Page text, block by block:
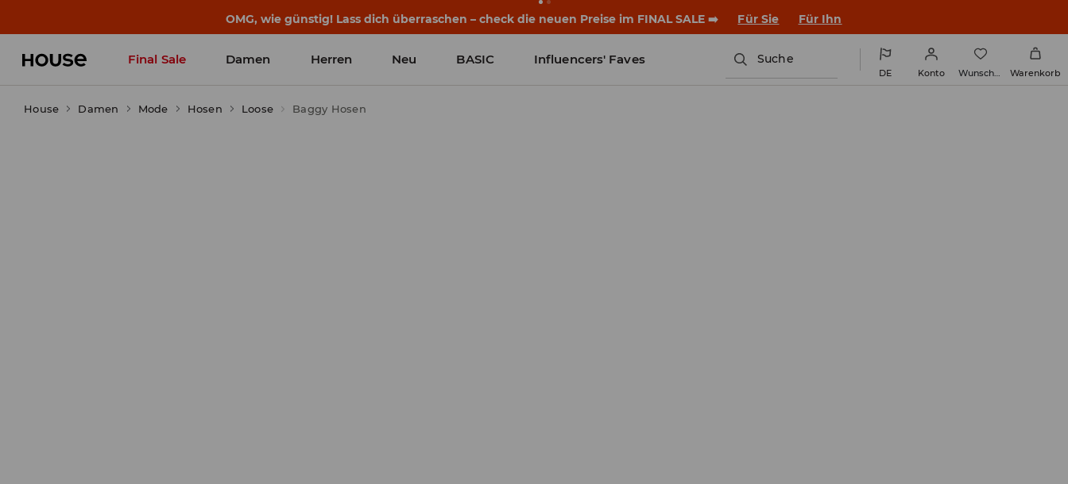
OMG, wie günstig! Lass dich überraschen – check die neuen Preise im FINAL SALE ➡️ Für Sie Für Ihn
Final Sale Damen Herren Neu BASIC Influencers' Faves Suche
DE Konto Wunschliste Warenkorb
House Damen Mode Hosen Loose Baggy Hosen